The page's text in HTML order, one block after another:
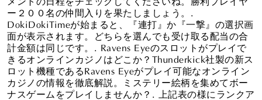
ー２００名の仲間入りを果たしましょう。.
DokiDokiTimeが始まると、『連打』か『一撃』の選択画
面が表示されます。どちらを選んでも受け取る配当の合
計金額は同じです。. Ravens Eyeのスロットがプレイで
きるオンラインカジノはどこか？Thunderkick社製の新ス
ロット機種であるRavens Eyeがプレイ可能なオンライン
カジノの情報を徹底解説。ミステリー絵柄を集めてボー
ナスゲームをプレイしませんか？. 上記表の様にランクア